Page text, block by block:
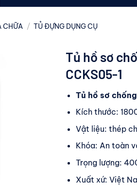
CHỮA / TỦ ĐỰNG DỤNG CỤ
Tủ hồ sơ
CCKS05-1
Tủ hồ sơ
Kích thước:
Vật liệu: thép
Khóa: An toàn
Trọng lượng:
Xuất xứ: Việt